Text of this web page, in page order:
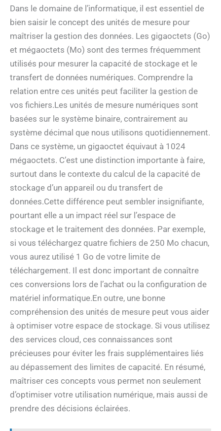
Dans le domaine de l’informatique, il est essentiel de
bien saisir le concept des unités de mesure pour
maîtriser la gestion des données. Les gigaoctets (Go)
et mégaoctets (Mo) sont des termes fréquemment
utilisés pour mesurer la capacité de stockage et le
transfert de données numériques. Comprendre la
relation entre ces unités peut faciliter la gestion de
vos fichiers.Les unités de mesure numériques sont
basées sur le système binaire, contrairement au
système décimal que nous utilisons quotidiennement.
Dans ce système, un gigaoctet équivaut à 1024
mégaoctets. C’est une distinction importante à faire,
surtout dans le contexte du calcul de la capacité de
stockage d’un appareil ou du transfert de
données.Cette différence peut sembler insignifiante,
pourtant elle a un impact réel sur l’espace de
stockage et le traitement des données. Par exemple,
si vous téléchargez quatre fichiers de 250 Mo chacun,
vous aurez utilisé 1 Go de votre limite de
téléchargement. Il est donc important de connaître
ces conversions lors de l’achat ou la configuration de
matériel informatique.En outre, une bonne
compréhension des unités de mesure peut vous aider
à optimiser votre espace de stockage. Si vous utilisez
des services cloud, ces connaissances sont
précieuses pour éviter les frais supplémentaires liés
au dépassement des limites de capacité. En résumé,
maîtriser ces concepts vous permet non seulement
d’optimiser votre utilisation numérique, mais aussi de
prendre des décisions éclairées.